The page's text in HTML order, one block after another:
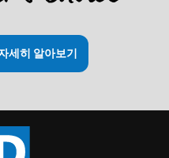
세히 알아보기